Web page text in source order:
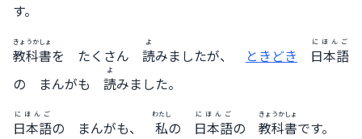
す。
教科書
きょうかしょ
を たくさん 読
よ
みましたが、 ときどき 日本語
にほんご
の まんがも 読
よ
みました。
日本語
にほんご
の まんがも、 私
わたし
の 日本語
にほんご
の 教科書
きょうかしょ
です。